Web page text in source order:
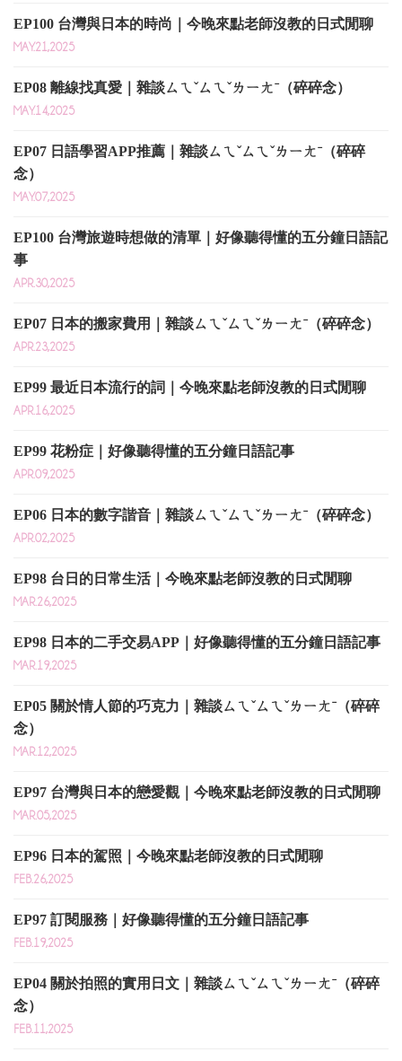
EP100 台灣與日本的時尚｜今晚來點老師沒教的日式閒聊
MAY.21,2025
EP08 離線找真愛｜雜談ㄙㄟˇㄙㄟˇㄌㄧㄤˉ（碎碎念）
MAY.14,2025
EP07 日語學習APP推薦｜雜談ㄙㄟˇㄙㄟˇㄌㄧㄤˉ（碎碎
念）
MAY.07,2025
EP100 台灣旅遊時想做的清單｜好像聽得懂的五分鐘日語記
事
APR.30,2025
EP07 日本的搬家費用｜雜談ㄙㄟˇㄙㄟˇㄌㄧㄤˉ（碎碎念）
APR.23,2025
EP99 最近日本流行的詞｜今晚來點老師沒教的日式閒聊
APR.16,2025
EP99 花粉症｜好像聽得懂的五分鐘日語記事
APR.09,2025
EP06 日本的數字諧音｜雜談ㄙㄟˇㄙㄟˇㄌㄧㄤˉ（碎碎念）
APR.02,2025
EP98 台日的日常生活｜今晚來點老師沒教的日式閒聊
MAR.26,2025
EP98 日本的二手交易APP｜好像聽得懂的五分鐘日語記事
MAR.19,2025
EP05 關於情人節的巧克力｜雜談ㄙㄟˇㄙㄟˇㄌㄧㄤˉ（碎碎
念）
MAR.12,2025
EP97 台灣與日本的戀愛觀｜今晚來點老師沒教的日式閒聊
MAR.05,2025
EP96 日本的駕照｜今晚來點老師沒教的日式閒聊
FEB.26,2025
EP97 訂閱服務｜好像聽得懂的五分鐘日語記事
FEB.19,2025
EP04 關於拍照的實用日文｜雜談ㄙㄟˇㄙㄟˇㄌㄧㄤˉ（碎碎
念）
FEB.11,2025